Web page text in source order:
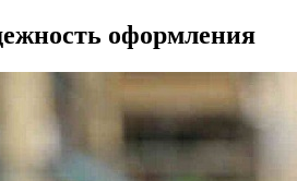
оформления